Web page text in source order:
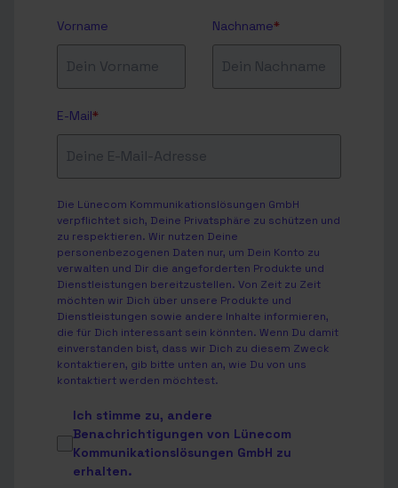
Vorname Nachname*
E-Mail*
Die Lünecom Kommunikationslösungen GmbH
verpflichtet sich, Deine Privatsphäre zu schützen und
zu respektieren. Wir nutzen Deine
personenbezogenen Daten nur, um Dein Konto zu
verwalten und Dir die angeforderten Produkte und
Dienstleistungen bereitzustellen. Von Zeit zu Zeit
möchten wir Dich über unsere Produkte und
Dienstleistungen sowie andere Inhalte informieren,
die für Dich interessant sein könnten. Wenn Du damit
einverstanden bist, dass wir Dich zu diesem Zweck
kontaktieren, gib bitte unten an, wie Du von uns
kontaktiert werden möchtest.
Ich stimme zu, andere
Benachrichtigungen von Lünecom
Kommunikationslösungen GmbH zu
erhalten.